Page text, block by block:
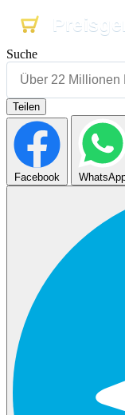
Suche
Teilen
Facebook